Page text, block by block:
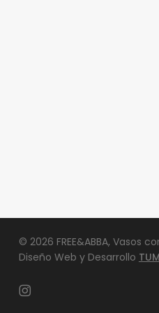
© 2026 FREE&ABBA, Vasos
Diseño Web y Desarrollo
instagram